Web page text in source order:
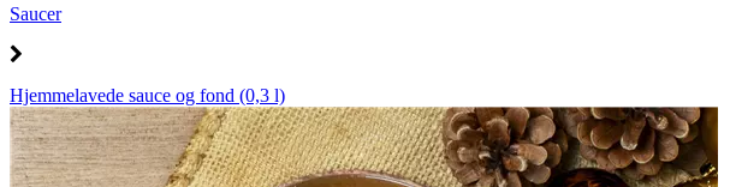
Saucer
Hjemmelavede sauce og fond (0,3 l)